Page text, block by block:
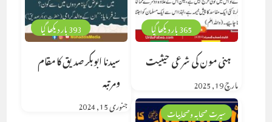
393 بار دیکھا گیا
سیدنا ابوبکر صدیق کا مقام
ومرتبہ
جنوری 15, 2024
365 بار دیکھا گیا
ہنی مون کی شرعی حیثیت
مارچ 19, 2025
سیرت صحابہ وصحابیات